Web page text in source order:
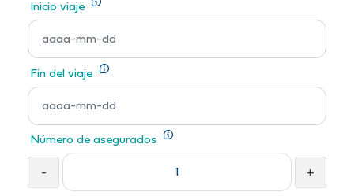
Inicio viaje
Fin del viaje
Número de asegurados
- +